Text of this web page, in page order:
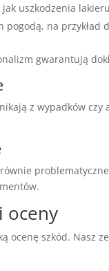
uszkodzenia
pogodą, na przykład
gwarantują
z wypadków
oceny
ocenę szkód.